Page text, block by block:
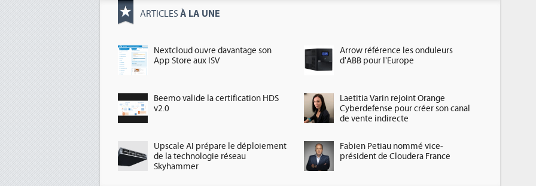
ARTICLES À LA UNE
Nextcloud ouvre davantage son
App Store aux ISV
Arrow référence les onduleurs
d'ABB pour l'Europe
Beemo valide la certification HDS
v2.0
Laetitia Varin rejoint Orange
Cyberdefense pour créer son canal
de vente indirecte
Upscale AI prépare le déploiement
de la technologie réseau
Skyhammer
Fabien Petiau nommé vice-
président de Cloudera France